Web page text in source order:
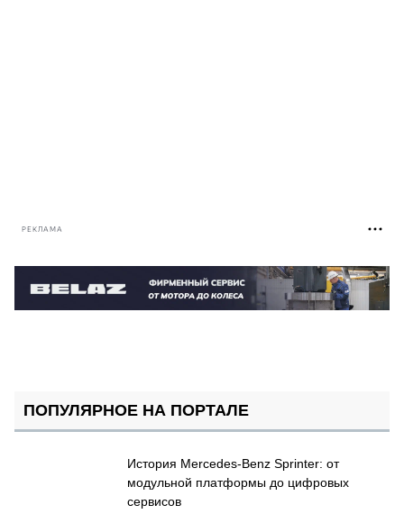
РЕКЛАМА
ПОПУЛЯРНОЕ НА ПОРТАЛЕ
История Mercedes-Benz Sprinter: от
модульной платформы до цифровых
сервисов